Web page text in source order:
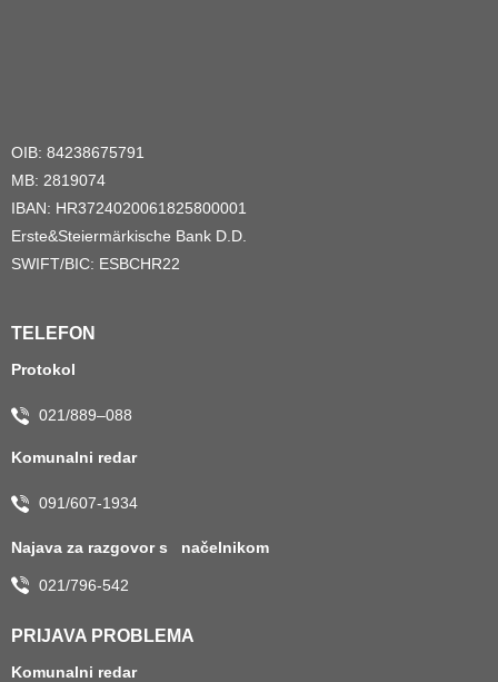
OIB: 84238675791
MB: 2819074
IBAN: HR3724020061825800001
Erste&Steiermärkische Bank D.D.
SWIFT/BIC: ESBCHR22
TELEFON
Protokol
021/889–088
Komunalni redar
091/607-1934
Najava za razgovor s načelnikom
021/796-542
PRIJAVA PROBLEMA
Komunalni redar